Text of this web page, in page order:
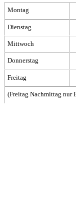
Montag
Dienstag
Mittwoch
Donnerstag
Freitag
(Freitag Nachmittag nur